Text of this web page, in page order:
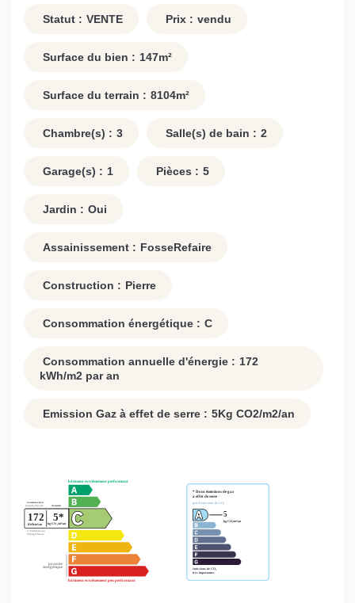
Statut : VENTE Prix : vendu
Surface du bien : 147m²
Surface du terrain : 8104m²
Chambre(s) : 3 Salle(s) de bain : 2
Garage(s) : 1 Pièces : 5
Jardin : Oui
Assainissement : FosseRefaire
Construction : Pierre
Consommation énergétique : C
Consommation annuelle d'énergie : 172
kWh/m2 par an
Emission Gaz à effet de serre : 5Kg CO2/m2/an